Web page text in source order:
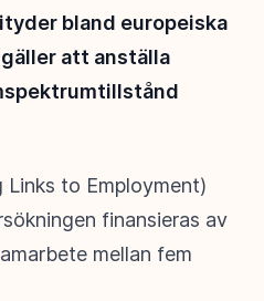
bland europeiska
att anställa
Links to Employment)
finansieras av
mellan fem